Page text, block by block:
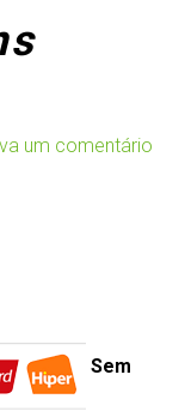
um comentário
Sem